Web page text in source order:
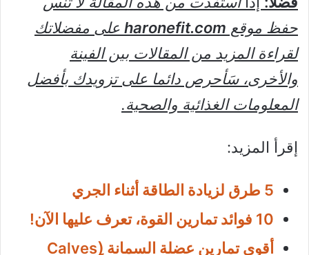
حفظ موقع haronefit.com على مفضلاتك
لقراءة المزيد من المقالات بين الفينة
والأخرى، سَأحرص دائما على تزويدك بأفضل
المعلومات الغذائية والصحية.
إقرأ المزيد:
5 طرق لزيادة الطاقة أثناء الجري
10 فوائد تمارين القوة، تعرف عليها الآن!
أقوى تمارين عضلة السمانة (ِCalves